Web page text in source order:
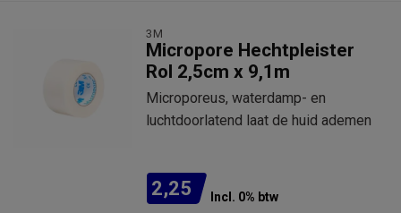
3M
Micropore Hechtpleister
Rol 2,5cm x 9,1m
Microporeus, waterdamp- en
luchtdoorlatend laat de huid ademen
2,25 Incl. 0% btw